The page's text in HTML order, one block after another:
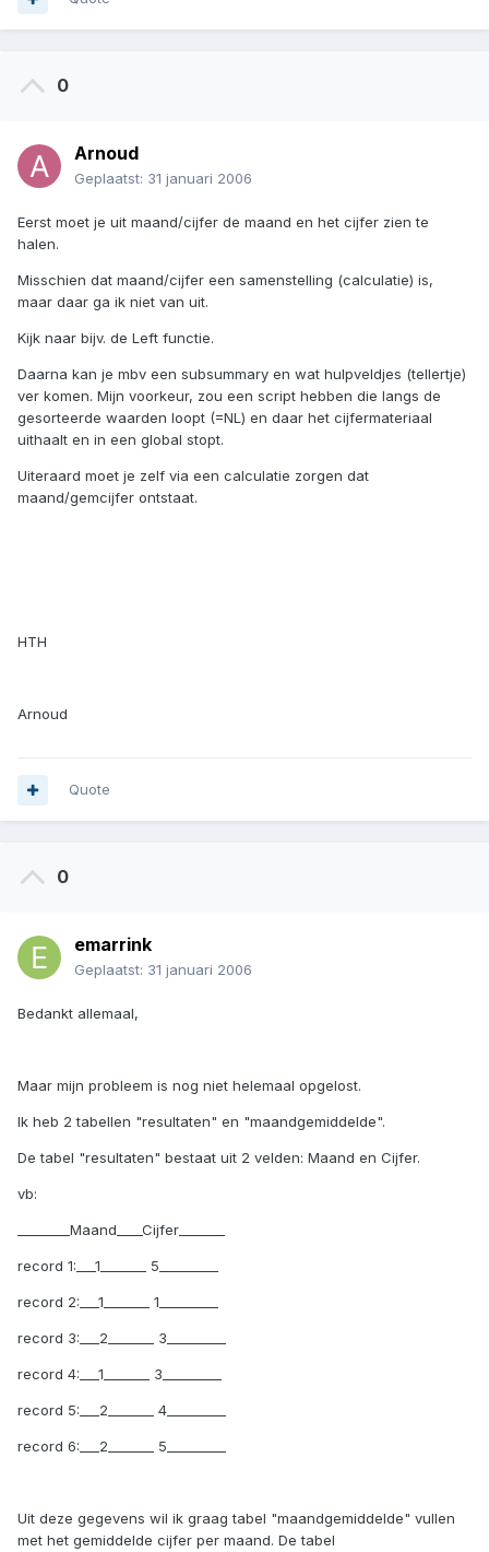
0
Arnoud
Geplaatst: 31 januari 2006
Eerst moet je uit maand/cijfer de maand en het cijfer zien te
halen.
Misschien dat maand/cijfer een samenstelling (calculatie) is,
maar daar ga ik niet van uit.
Kijk naar bijv. de Left functie.
Daarna kan je mbv een subsummary en wat hulpveldjes (tellertje)
ver komen. Mijn voorkeur, zou een script hebben die langs de
gesorteerde waarden loopt (=NL) en daar het cijfermateriaal
uithaalt en in een global stopt.
Uiteraard moet je zelf via een calculatie zorgen dat
maand/gemcijfer ontstaat.
HTH
Arnoud
Quote
0
emarrink
Geplaatst: 31 januari 2006
Bedankt allemaal,
Maar mijn probleem is nog niet helemaal opgelost.
Ik heb 2 tabellen "resultaten" en "maandgemiddelde".
De tabel "resultaten" bestaat uit 2 velden: Maand en Cijfer.
vb:
________Maand____Cijfer_______
record 1:___1_______ 5_________
record 2:___1_______ 1_________
record 3:___2_______ 3_________
record 4:___1_______ 3_________
record 5:___2_______ 4_________
record 6:___2_______ 5_________
Uit deze gegevens wil ik graag tabel "maandgemiddelde" vullen
met het gemiddelde cijfer per maand. De tabel